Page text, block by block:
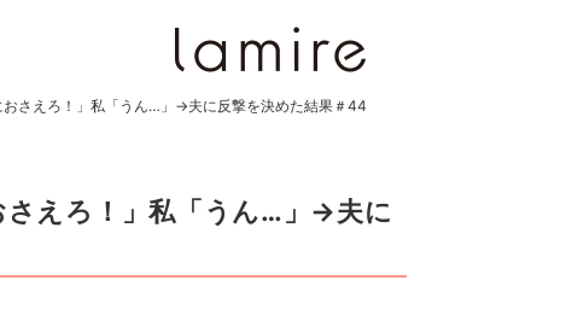
さえろ！」私「うん…」→夫に反撃を決めた結果＃44
えろ！」私「うん…」→夫に